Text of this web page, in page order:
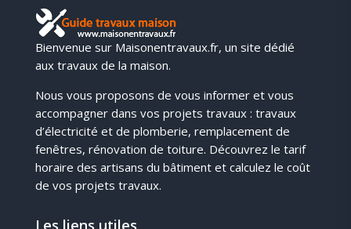
Bienvenue sur Maisonentravaux.fr, un site dédié
aux travaux de la maison.
Nous vous proposons de vous informer et vous
accompagner dans vos projets travaux : travaux
d’électricité et de plomberie, remplacement de
fenêtres, rénovation de toiture. Découvrez le tarif
horaire des artisans du bâtiment et calculez le coût
de vos projets travaux.